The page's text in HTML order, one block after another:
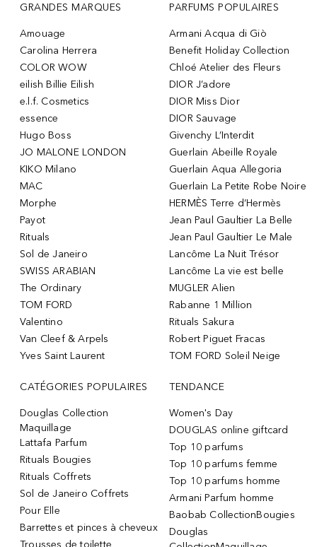
GRANDES MARQUES
Amouage
Carolina Herrera
COLOR WOW
eilish Billie Eilish
e.l.f. Cosmetics
essence
Hugo Boss
JO MALONE LONDON
KIKO Milano
MAC
Morphe
Payot
Rituals
Sol de Janeiro
SWISS ARABIAN
The Ordinary
TOM FORD
Valentino
Van Cleef & Arpels
Yves Saint Laurent
PARFUMS POPULAIRES
Armani Acqua di Giò
Benefit Holiday Collection
Chloé Atelier des Fleurs
DIOR J’adore
DIOR Miss Dior
DIOR Sauvage
Givenchy L’Interdit
Guerlain Abeille Royale
Guerlain Aqua Allegoria
Guerlain La Petite Robe Noire
HERMÈS Terre d’Hermès
Jean Paul Gaultier La Belle
Jean Paul Gaultier Le Male
Lancôme La Nuit Trésor
Lancôme La vie est belle
MUGLER Alien
Rabanne 1 Million
Rituals Sakura
Robert Piguet Fracas
TOM FORD Soleil Neige
CATÉGORIES POPULAIRES
Douglas Collection
Maquillage
Lattafa Parfum
Rituals Bougies
Rituals Coffrets
Sol de Janeiro Coffrets
Pour Elle
Barrettes et pinces à cheveux
Trousses de toilette
TENDANCE
Women's Day
DOUGLAS online giftcard
Top 10 parfums
Top 10 parfums femme
Top 10 parfums homme
Armani Parfum homme
Baobab CollectionBougies
Douglas